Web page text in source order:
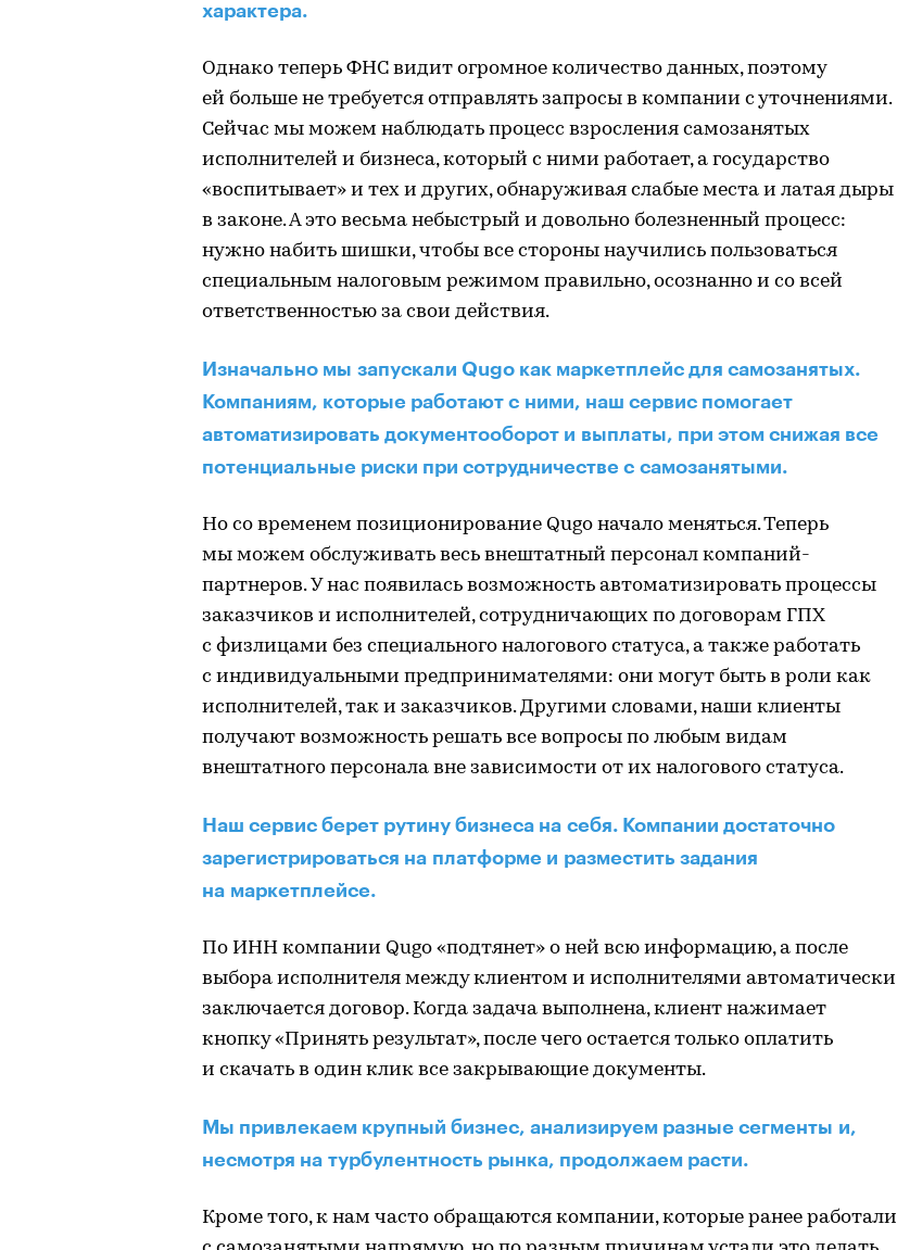
характера.
Однако теперь ФНС видит огромное количество данных, поэтому
ей больше не требуется отправлять запросы в компании с уточнениями.
Сейчас мы можем наблюдать процесс взросления самозанятых
исполнителей и бизнеса, который с ними работает, а государство
«воспитывает» и тех и других, обнаруживая слабые места и латая дыры
в законе. А это весьма небыстрый и довольно болезненный процесс:
нужно набить шишки, чтобы все стороны научились пользоваться
специальным налоговым режимом правильно, осознанно и со всей
ответственностью за свои действия.
Изначально мы запускали Qugo как маркетплейс для самозанятых.
Компаниям, которые работают с ними, наш сервис помогает
автоматизировать документооборот и выплаты, при этом снижая все
потенциальные риски при сотрудничестве с самозанятыми.
Но со временем позиционирование Qugo начало меняться. Теперь
мы можем обслуживать весь внештатный персонал компаний-
партнеров. У нас появилась возможность автоматизировать процессы
заказчиков и исполнителей, сотрудничающих по договорам ГПХ
с физлицами без специального налогового статуса, а также работать
с индивидуальными предпринимателями: они могут быть в роли как
исполнителей, так и заказчиков. Другими словами, наши клиенты
получают возможность решать все вопросы по любым видам
внештатного персонала вне зависимости от их налогового статуса.
Наш сервис берет рутину бизнеса на себя. Компании достаточно
зарегистрироваться на платформе и разместить задания
на маркетплейсе.
По ИНН компании Qugo «подтянет» о ней всю информацию, а после
выбора исполнителя между клиентом и исполнителями автоматически
заключается договор. Когда задача выполнена, клиент нажимает
кнопку «Принять результат», после чего остается только оплатить
и скачать в один клик все закрывающие документы.
Мы привлекаем крупный бизнес, анализируем разные сегменты и,
несмотря на турбулентность рынка, продолжаем расти.
Кроме того, к нам часто обращаются компании, которые ранее работали